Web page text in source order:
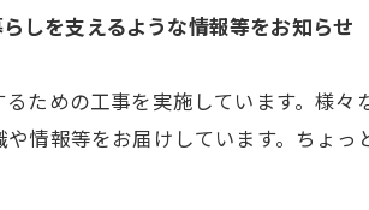
しを支えるような情報等をお知らせ
ための工事を実施しています。様
情報等をお届けしています。ちょ